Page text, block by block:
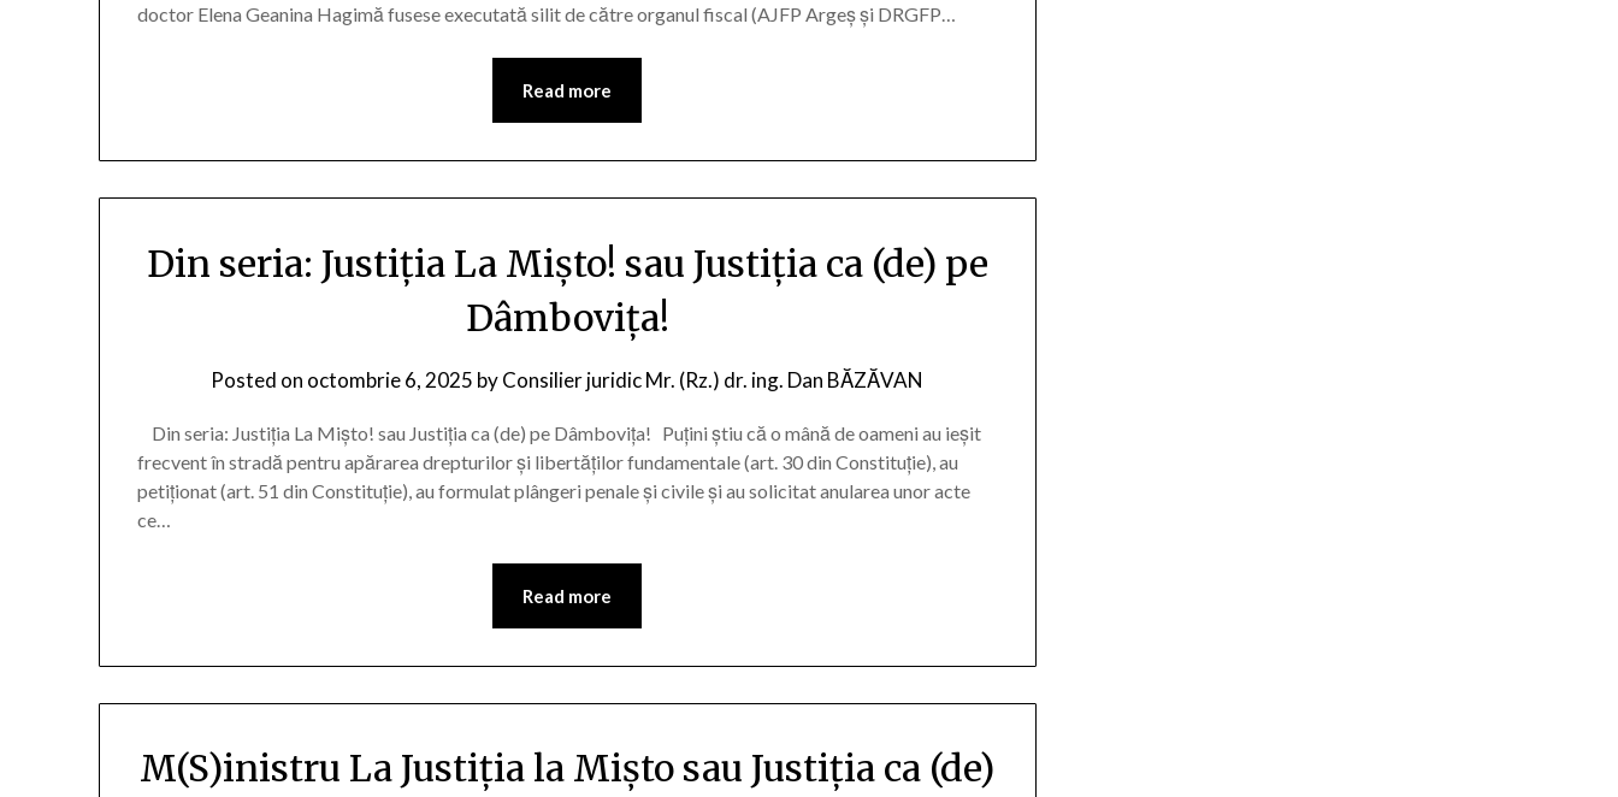
doctor Elena Geanina Hagimă fusese executată silit de către organul fiscal (AJFP Argeș și DRGFP…
Read more
Din seria: Justiția La Mișto! sau Justiția ca (de) pe
Dâmbovița!
Posted on octombrie 6, 2025 byConsilier juridic Mr. (Rz.) dr. ing. Dan BĂZĂVAN
Din seria: Justiția La Mișto! sau Justiția ca (de) pe Dâmbovița! Puțini știu că o mână de oameni au ieșit
frecvent în stradă pentru apărarea drepturilor și libertăților fundamentale (art. 30 din Constituție), au
petiționat (art. 51 din Constituție), au formulat plângeri penale și civile și au solicitat anularea unor acte
ce…
Read more
M(S)inistru La Justiția la Mișto sau Justiția ca (de)